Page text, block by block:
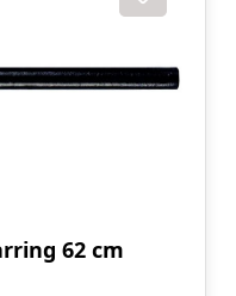
62 cm